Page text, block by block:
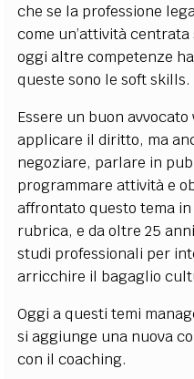
che se la professione
come un’attività
oggi altre competenze
queste sono le soft skills.
Essere un buon
applicare il diritto, ma
negoziare, parlare in
programmare attività e
affrontato questo tema
rubrica, e da oltre 25
studi professionali per
arricchire il bagaglio
Oggi a questi temi
si aggiunge una nuova
con il coaching.